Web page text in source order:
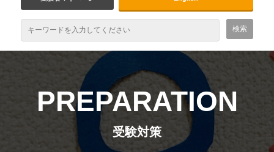
試験概要
資格取得のメリット
受験対策
PREPARATION
受験対策